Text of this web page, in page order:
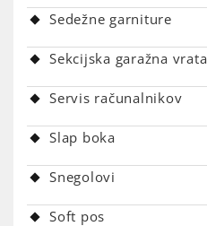
Sedežne garniture
Sekcijska garažna vrata
Servis računalnikov
Slap boka
Snegolovi
Soft pos